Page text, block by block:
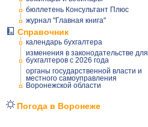
бюллетень Консультант Плюс
журнал "Главная книга"
Справочник
календарь бухгалтера
изменения в законодательстве для
бухгалтеров с 2026 года
органы государственной власти и
местного самоуправления
Воронежской области
Погода в Воронеже